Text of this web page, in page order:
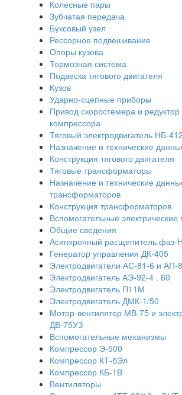
Колесные пары
Зубчатая передача
Буксовый узел
Рессорное подвешивание
Опоры кузова
Тормозная система
Подвеска тягового двигателя
Кузов
Ударно-сцепные приборы
Привод скоростемера и
компрессора
Тяговый электродвигатель НБ-
Назначение и технические
Конструкция тягового двигателя
Тяговые трансформаторы
Назначение и технические
трансформаторов
Конструкция трансформаторов
Вспомогательные
Общие сведения
Асинхронный расщепитель фаз-
Генератор управления ДК-405
Электродвигатели АС-81-6 и АП-
Электродвигатель АЭ-92-4 . 60
Электродвигатель П11М
Электродвигатель ДМК-1/50
Мотор-вентилятор МВ-75 и
ДВ-75УЗ
Вспомогательные механизмы
Компрессор Э-500
Компрессор КТ-бЭл
Компрессор КБ-1В
Вентиляторы